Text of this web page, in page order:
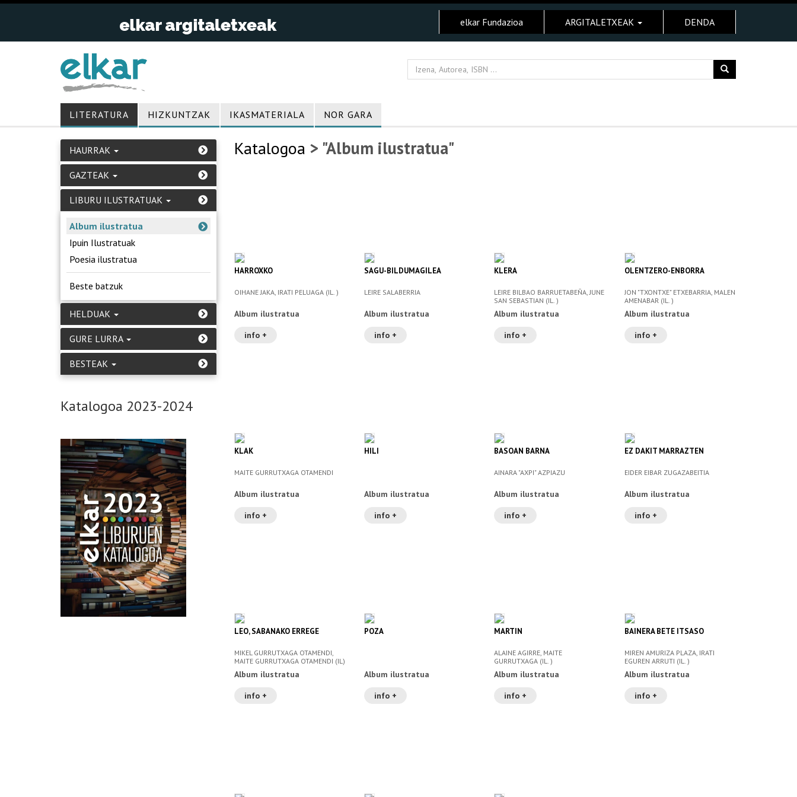
elkar Fundazioa ARGITALETXEAK DENDA
LITERATURA HIZKUNTZAK IKASMATERIALA NOR GARA
HAURRAK
GAZTEAK
LIBURU ILUSTRATUAK
Album ilustratua
Ipuin Ilustratuak
Poesia ilustratua
Beste batzuk
HELDUAK
GURE LURRA
BESTEAK
Katalogoa 2023-2024
Katalogoa > "Album ilustratua"
HARROXKO
OIHANE JAKA, IRATI PELUAGA (IL. )
Album ilustratua
info +
SAGU-BILDUMAGILEA
LEIRE SALABERRIA
Album ilustratua
info +
KLERA
LEIRE BILBAO BARRUETABEÑA, JUNE
SAN SEBASTIAN (IL. )
Album ilustratua
info +
OLENTZERO-ENBORRA
JON "TXONTXE" ETXEBARRIA, MALEN
AMENABAR (IL. )
Album ilustratua
info +
KLAK
MAITE GURRUTXAGA OTAMENDI
Album ilustratua
info +
HILI
Album ilustratua
info +
BASOAN BARNA
AINARA "AXPI" AZPIAZU
Album ilustratua
info +
EZ DAKIT MARRAZTEN
EIDER EIBAR ZUGAZABEITIA
Album ilustratua
info +
LEO, SABANAKO ERREGE
MIKEL GURRUTXAGA OTAMENDI,
MAITE GURRUTXAGA OTAMENDI (IL)
Album ilustratua
info +
POZA
Album ilustratua
info +
MARTIN
ALAINE AGIRRE, MAITE
GURRUTXAGA (IL. )
Album ilustratua
info +
BAINERA BETE ITSASO
MIREN AMURIZA PLAZA, IRATI
EGUREN ARRUTI (IL. )
Album ilustratua
info +